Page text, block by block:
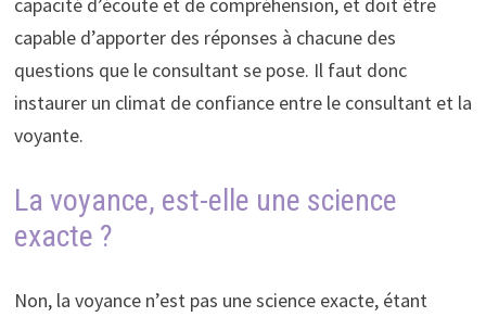
capacité d’écoute et de compréhension, et doit être
capable d’apporter des réponses à chacune des
questions que le consultant se pose. Il faut donc
instaurer un climat de confiance entre le consultant et la
voyante.
La voyance, est-elle une science
exacte ?
Non, la voyance n’est pas une science exacte, étant